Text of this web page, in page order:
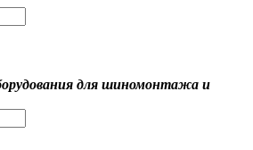
для шиномонтажа и